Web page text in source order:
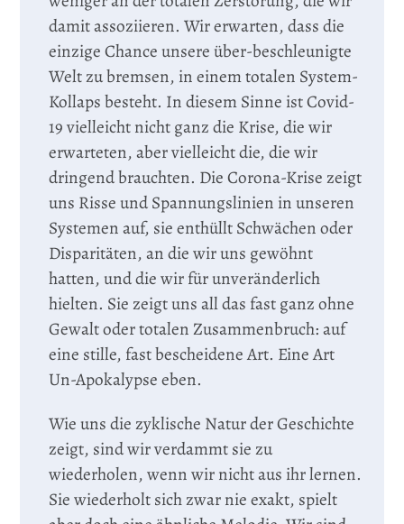
damit assoziieren. Wir erwarten, dass die
einzige Chance unsere über-beschleunigte
Welt zu bremsen, in einem totalen System-
Kollaps besteht. In diesem Sinne ist Covid-
19 vielleicht nicht ganz die Krise, die wir
erwarteten, aber vielleicht die, die wir
dringend brauchten. Die Corona-Krise zeigt
uns Risse und Spannungslinien in unseren
Systemen auf, sie enthüllt Schwächen oder
Disparitäten, an die wir uns gewöhnt
hatten, und die wir für unveränderlich
hielten. Sie zeigt uns all das fast ganz ohne
Gewalt oder totalen Zusammenbruch: auf
eine stille, fast bescheidene Art. Eine Art
Un-Apokalypse eben.
Wie uns die zyklische Natur der Geschichte
zeigt, sind wir verdammt sie zu
wiederholen, wenn wir nicht aus ihr lernen.
Sie wiederholt sich zwar nie exakt, spielt